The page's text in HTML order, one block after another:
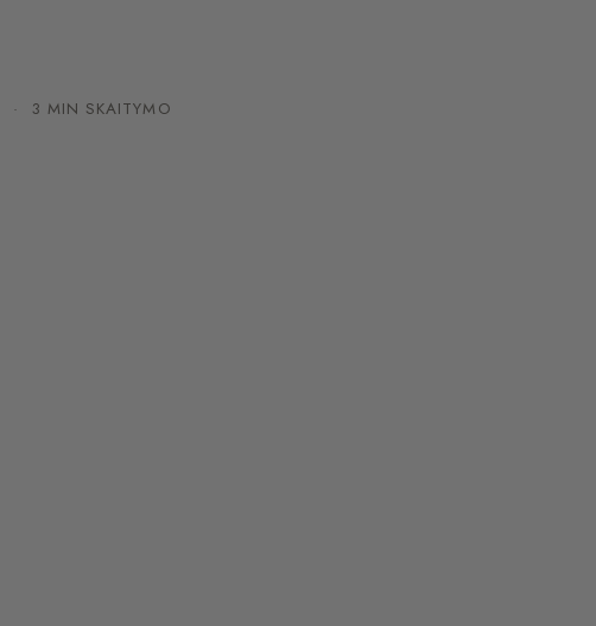
· 3 MIN SKAITYMO